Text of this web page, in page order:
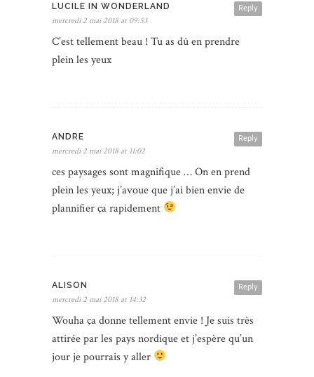
Reply
LUCILE IN WONDERLAND
mercredi 2 mai 2018 at 09:53
C’est tellement beau ! Tu as dû en prendre
plein les yeux
Reply
ANDRE
mercredi 2 mai 2018 at 11:02
ces paysages sont magnifique … On en prend
plein les yeux; j’avoue que j’ai bien envie de
plannifier ça rapidement
Reply
ALISON
mercredi 2 mai 2018 at 14:32
Wouha ça donne tellement envie ! Je suis très
attirée par les pays nordique et j’espère qu’un
jour je pourrais y aller